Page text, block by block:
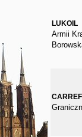
LUKOIL
Armii